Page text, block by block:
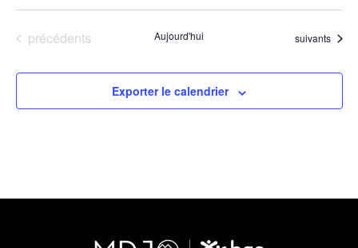
Évènements
précédents Aujourd'hui Évènements
suivants
Exporter le calendrier